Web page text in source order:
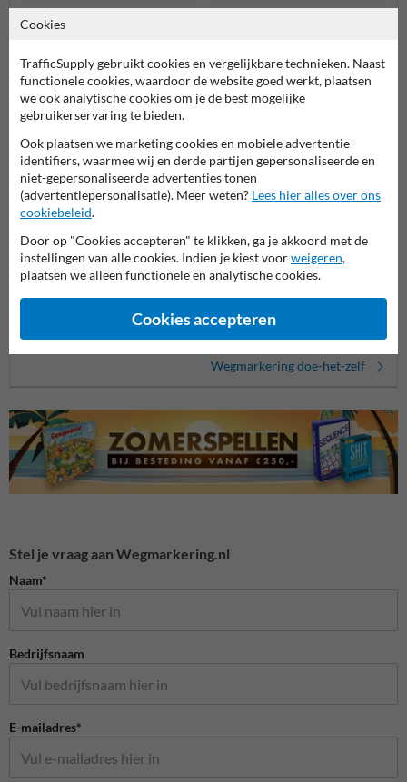
Productcategorieën in deze groep
Wegmarkering doe-het-zelf
Stel je vraag aan Wegmarkering.nl
Naam*
Bedrijfsnaam
E-mailadres*
Cookies
TrafficSupply gebruikt cookies en vergelijkbare technieken. Naast
functionele cookies, waardoor de website goed werkt, plaatsen
we ook analytische cookies om je de best mogelijke
gebruikerservaring te bieden.
Ook plaatsen we marketing cookies en mobiele advertentie-
identifiers, waarmee wij en derde partijen gepersonaliseerde en
niet-gepersonaliseerde advertenties tonen
(advertentiepersonalisatie). Meer weten? Lees hier alles over ons
cookiebeleid.
Door op "Cookies accepteren" te klikken, ga je akkoord met de
instellingen van alle cookies. Indien je kiest voorweigeren,
plaatsen we alleen functionele en analytische cookies.
Cookies accepteren